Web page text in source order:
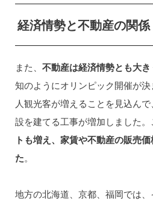
経済情勢と不動産の関係
また、 不動産は経済情勢とも大
知のようにオリンピック開催が
人観光客が増えることを見込ん
設を建てる工事が増加しました
トも増え、家賃や不動産の販売
た。
地方の北海道、京都、福岡では